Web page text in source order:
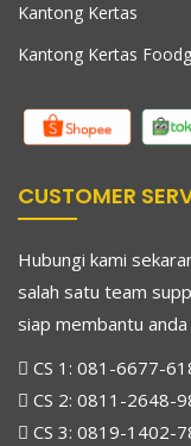
Kantong Kertas
Kantong Kertas
CUSTOMER
Hubungi kami
salah satu team
siap membantu anda
CS 1: 081-6677-
CS 2: 0811-2648-
CS 3: 0819-1402-